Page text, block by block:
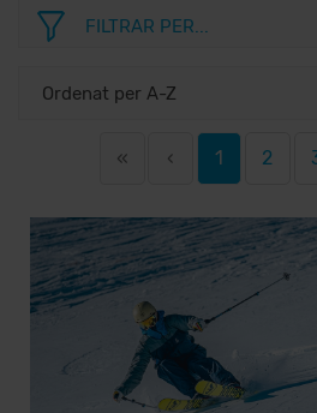
FILTRAR PER...
« ‹ 1 2